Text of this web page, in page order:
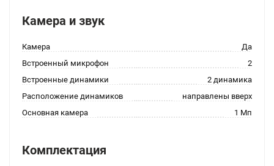
Камера и звук
Камера
Да
Встроенный микрофон
2
Встроенные динамики
2 динамика
Расположение динамиков
направлены вверх
Основная камера
1 Мп
Комплектация